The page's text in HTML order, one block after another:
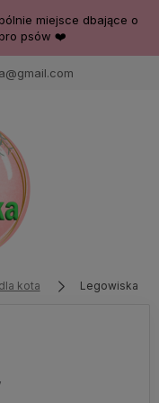
miejsce dbające o
psów ❤️
kota Legowiska